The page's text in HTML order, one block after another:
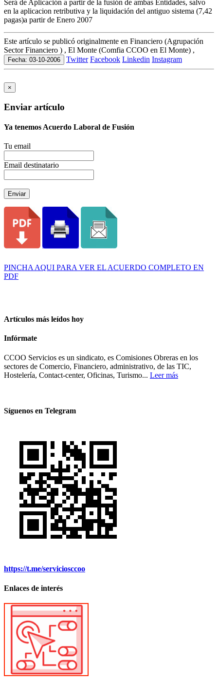
Será de Aplicación a partir de la fusión de ambas Entidades, salvo
en la aplicacion retributiva y la liquidación del antiguo sistema (7,42
pagas)a partir de Enero 2007
Este artículo se publicó originalmente en Financiero (Agrupación
Sector Financiero ) , El Monte (Comfia CCOO en El Monte) ,
Fecha: 03-10-2006 Twitter Facebook Linkedin Instagram
×
Enviar artículo
Ya tenemos Acuerdo Laboral de Fusión
Tu email
Email destinatario
Enviar
PINCHA AQUI PARA VER EL ACUERDO COMPLETO EN
PDF
Artículos más leídos hoy
Infórmate
CCOO Servicios es un sindicato, es Comisiones Obreras en los
sectores de Comercio, Financiero, administrativo, de las TIC,
Hostelería, Contact-center, Oficinas, Turismo... Leer más
Síguenos en Telegram
https://t.me/serviciosccoo
Enlaces de interés